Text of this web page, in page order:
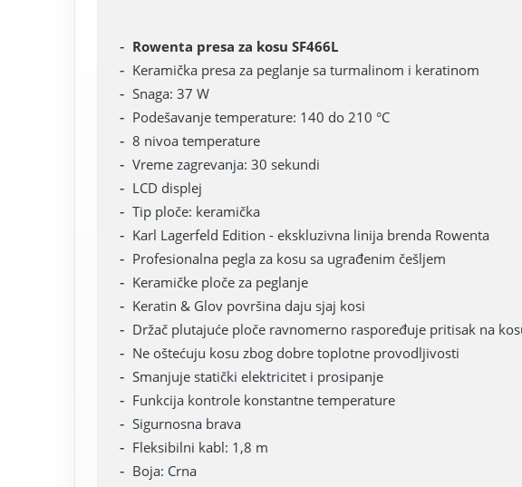
Rowenta presa za kosu SF466L
Keramička presa za peglanje sa turmalinom i keratinom
Snaga: 37 W
Podešavanje temperature: 140 do 210 °C
8 nivoa temperature
Vreme zagrevanja: 30 sekundi
LCD displej
Tip ploče: keramička
Karl Lagerfeld Edition - ekskluzivna linija brenda Rowenta
Profesionalna pegla za kosu sa ugrađenim češljem
Keramičke ploče za peglanje
Keratin & Glov površina daju sjaj kosi
Držač plutajuće ploče ravnomerno raspoređuje pritisak na
Ne oštećuju kosu zbog dobre toplotne provodljivosti
Smanjuje statički elektricitet i prosipanje
Funkcija kontrole konstantne temperature
Sigurnosna brava
Fleksibilni kabl: 1,8 m
Boja: Crna